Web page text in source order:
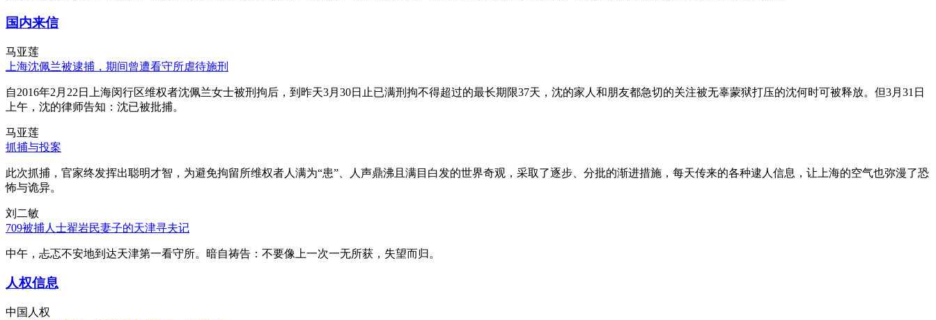
国内来信
马亚莲
上海沈佩兰被逮捕，期间曾遭看守所虐待施刑
自2016年2月22日上海闵行区维权者沈佩兰女士被刑拘后，到昨天3月30日止已满刑拘不得超过的最长期限37天，沈的家人和朋友都急切的关注被无辜蒙狱打压的沈何时可被释放。但3月31日
上午，沈的律师告知：沈已被批捕。
马亚莲
抓捕与投案
此次抓捕，官家终发挥出聪明才智，为避免拘留所维权者人满为“患”、人声鼎沸且满目白发的世界奇观，采取了逐步、分批的渐进措施，每天传来的各种逮人信息，让上海的空气也弥漫了恐
怖与诡异。
刘二敏
709被捕人士翟岩民妻子的天津寻夫记
中午，忐忑不安地到达天津第一看守所。暗自祷告：不要像上一次一无所获，失望而归。
人权信息
中国人权